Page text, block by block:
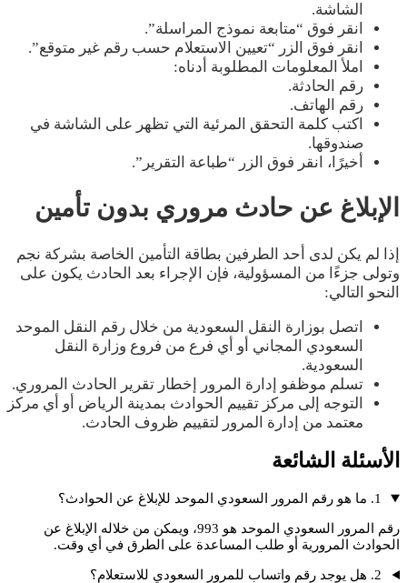
الشاشة.
انقر فوق “متابعة نموذج المراسلة”.
انقر فوق الزر “تعيين الاستعلام حسب رقم غير متوقع”.
املأ المعلومات المطلوبة أدناه:
رقم الحادثة.
رقم الهاتف.
اكتب كلمة التحقق المرئية التي تظهر على الشاشة في
صندوقها.
أخيرًا، انقر فوق الزر “طباعة التقرير”.
الإبلاغ عن حادث مروري بدون تأمين
إذا لم يكن لدى أحد الطرفين بطاقة التأمين الخاصة بشركة نجم
وتولى جزءًا من المسؤولية، فإن الإجراء بعد الحادث يكون على
النحو التالي:
اتصل بوزارة النقل السعودية من خلال رقم النقل الموحد
السعودي المجاني أو أي فرع من فروع وزارة النقل
السعودية.
تسلم موظفو إدارة المرور إخطار تقرير الحادث المروري.
التوجه إلى مركز تقييم الحوادث بمدينة الرياض أو أي مركز
معتمد من إدارة المرور لتقييم ظروف الحادث.
الأسئلة الشائعة
1. ما هو رقم المرور السعودي الموحد للإبلاغ عن الحوادث؟
رقم المرور السعودي الموحد هو 993، ويمكن من خلاله الإبلاغ عن
الحوادث المرورية أو طلب المساعدة على الطرق في أي وقت.
2. هل يوجد رقم واتساب للمرور السعودي للاستعلام؟